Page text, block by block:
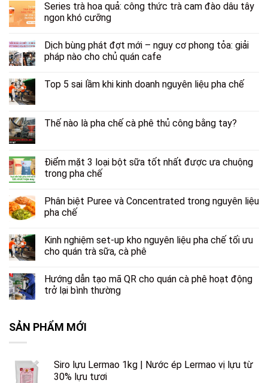
Series trà hoa quả: công thức trà cam đào dâu tây
ngon khó cưỡng
Dịch bùng phát đợt mới – nguy cơ phong tỏa: giải
pháp nào cho chủ quán cafe
Top 5 sai lầm khi kinh doanh nguyên liệu pha chế
Thế nào là pha chế cà phê thủ công bằng tay?
Điểm mặt 3 loại bột sữa tốt nhất được ưa chuộng
trong pha chế
Phân biệt Puree và Concentrated trong nguyên liệu
pha chế
Kinh nghiệm set-up kho nguyên liệu pha chế tối ưu
cho quán trà sữa, cà phê
Hướng dẫn tạo mã QR cho quán cà phê hoạt động
trở lại bình thường
SẢN PHẨM MỚI
Siro lựu Lermao 1kg | Nước ép Lermao vị lựu từ
30% lựu tươi